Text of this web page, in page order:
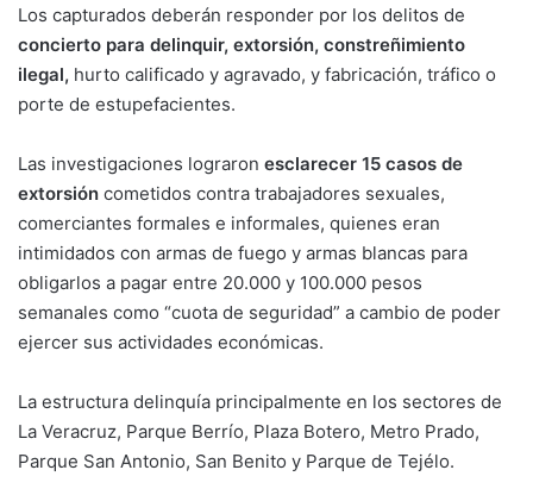
Los capturados deberán responder por los delitos de
concierto para delinquir, extorsión, constreñimiento
ilegal, hurto calificado y agravado, y fabricación, tráfico o
porte de estupefacientes.
Las investigaciones lograron esclarecer 15 casos de
extorsión cometidos contra trabajadores sexuales,
comerciantes formales e informales, quienes eran
intimidados con armas de fuego y armas blancas para
obligarlos a pagar entre 20.000 y 100.000 pesos
semanales como “cuota de seguridad” a cambio de poder
ejercer sus actividades económicas.
La estructura delinquía principalmente en los sectores de
La Veracruz, Parque Berrío, Plaza Botero, Metro Prado,
Parque San Antonio, San Benito y Parque de Tejélo.